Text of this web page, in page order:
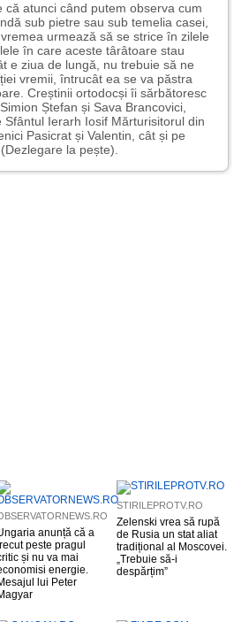
că atunci când putem observa cum
sub pietre sau sub temelia casei,
urmează să se strice în zilele
în care aceste târâtoare stau
e ziua de lungă, nu trebuie să ne
vremii, întrucât ea se va păstra
Creștinii ortodocși îi sărbătoresc
Ștefan și Sava Brancovici,
Sfântul Ierarh Iosif Mărturisitorul din
Pasicrat și Valentin, cât și pe
la pește).
anunță că a
peste pragul
și nu va mai
energie.
lui Peter
STIRILEPROTV.RO
Zelenski vrea să rupă
de Rusia un stat aliat
tradițional al Moscovei.
„Trebuie să-i
despărțim”